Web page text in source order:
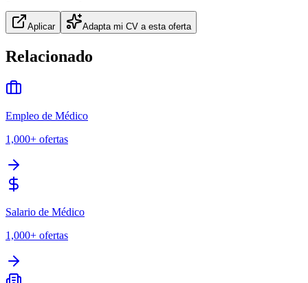
Aplicar Adapta mi CV a esta oferta
Relacionado
Empleo de Médico
1,000+ ofertas
Salario de Médico
1,000+ ofertas